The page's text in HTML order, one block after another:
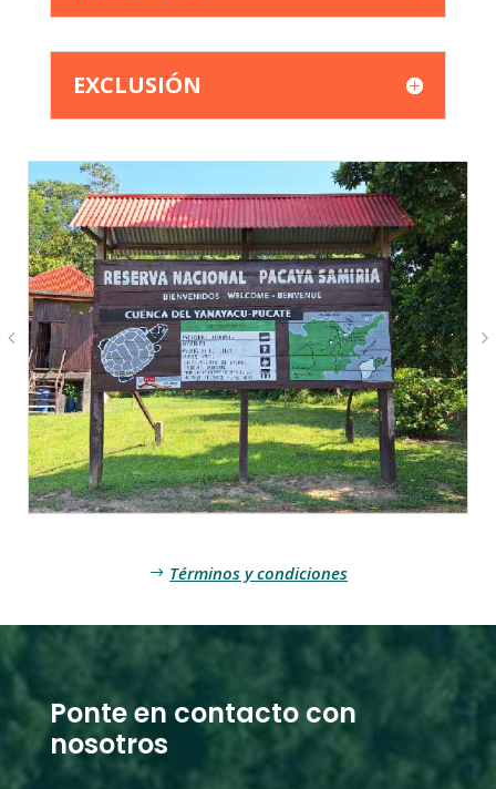
EXCLUSIÓN
Términos y condiciones
Ponte en contacto con
nosotros